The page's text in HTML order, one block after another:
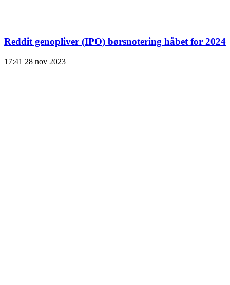
Reddit genopliver (IPO) børsnotering håbet for 2024
17:41 28 nov 2023